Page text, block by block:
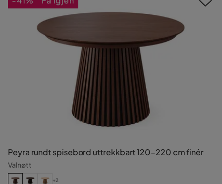
Peyra rundt spisebord uttrekkbart 120–220 cm finér
Valnøtt
+2